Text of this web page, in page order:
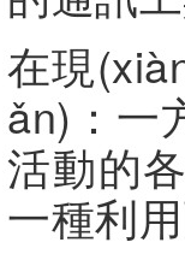
在現
ǎn)：一
活動的
一種利